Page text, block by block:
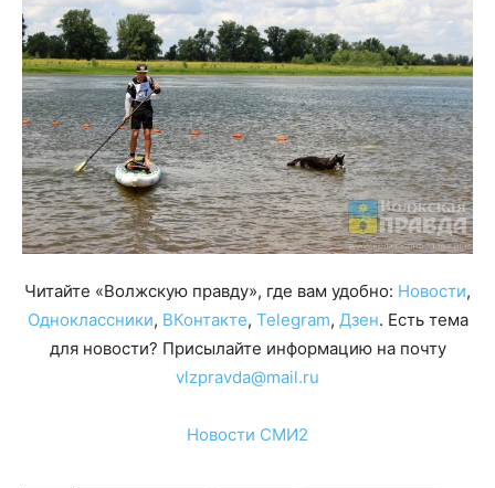
Читайте «Волжскую правду», где вам удобно: Новости,
Одноклассники, ВКонтакте, Telegram, Дзен. Есть тема
для новости? Присылайте информацию на почту
vlzpravda@mail.ru
Новости СМИ2